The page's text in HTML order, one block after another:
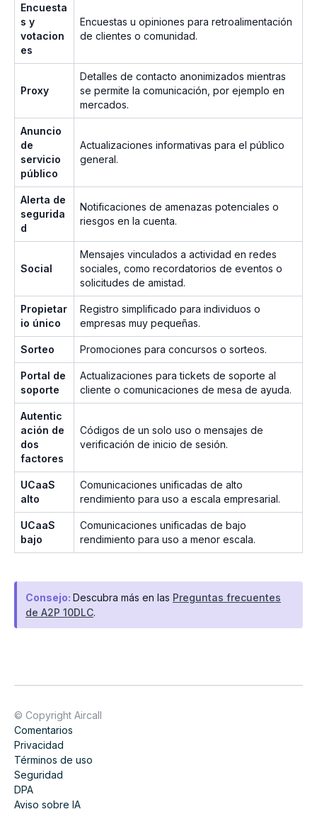
Encuesta
s y
votacion
es
Encuestas u opiniones para retroalimentación
de clientes o comunidad.
Proxy
Detalles de contacto anonimizados mientras
se permite la comunicación, por ejemplo en
mercados.
Anuncio
de
servicio
público
Actualizaciones informativas para el público
general.
Alerta de
segurida
d
Notificaciones de amenazas potenciales o
riesgos en la cuenta.
Social
Mensajes vinculados a actividad en redes
sociales, como recordatorios de eventos o
solicitudes de amistad.
Propietar
io único
Registro simplificado para individuos o
empresas muy pequeñas.
Sorteo Promociones para concursos o sorteos.
Portal de
soporte
Actualizaciones para tickets de soporte al
cliente o comunicaciones de mesa de ayuda.
Autentic
ación de
dos
factores
Códigos de un solo uso o mensajes de
verificación de inicio de sesión.
UCaaS
alto
Comunicaciones unificadas de alto
rendimiento para uso a escala empresarial.
UCaaS
bajo
Comunicaciones unificadas de bajo
rendimiento para uso a menor escala.
Consejo: Descubra más en las Preguntas frecuentes
de A2P 10DLC.
© Copyright Aircall
Comentarios
Privacidad
Términos de uso
Seguridad
DPA
Aviso sobre IA